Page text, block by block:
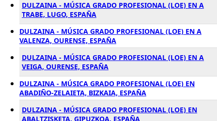
DULZAINA - MÚSICA GRADO PROFESIONAL (LOE) EN A
TRABE, LUGO, ESPAÑA
DULZAINA - MÚSICA GRADO PROFESIONAL (LOE) EN A
VALENZA, OURENSE, ESPAÑA
DULZAINA - MÚSICA GRADO PROFESIONAL (LOE) EN A
VEIGA, OURENSE, ESPAÑA
DULZAINA - MÚSICA GRADO PROFESIONAL (LOE) EN
ABADIÑO-ZELAIETA, BIZKAIA, ESPAÑA
DULZAINA - MÚSICA GRADO PROFESIONAL (LOE) EN
ABALTZISKETA, GIPUZKOA, ESPAÑA